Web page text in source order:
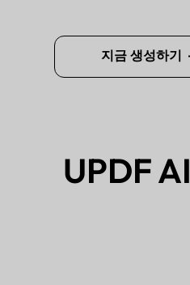
지금 생성하기
UPDF